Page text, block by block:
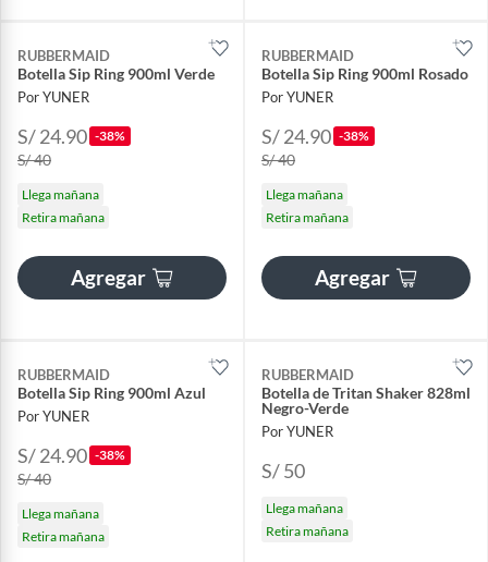
RUBBERMAID
Botella Sip Ring 900ml Verde
Por YUNER
S/ 24.90 -38%
S/ 40
Llega mañana
Retira mañana
Agregar
RUBBERMAID
Botella Sip Ring 900ml Rosado
Por YUNER
S/ 24.90 -38%
S/ 40
Llega mañana
Retira mañana
Agregar
RUBBERMAID
Botella Sip Ring 900ml Azul
Por YUNER
S/ 24.90 -38%
S/ 40
Llega mañana
Retira mañana
RUBBERMAID
Botella de Tritan Shaker 828ml
Negro-Verde
Por YUNER
S/ 50
Llega mañana
Retira mañana